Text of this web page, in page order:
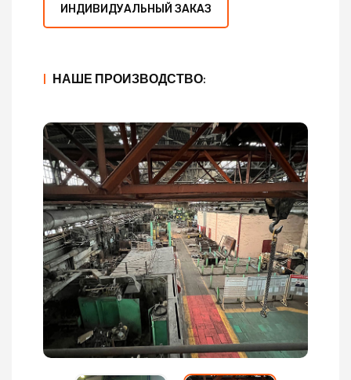
ИНДИВИДУАЛЬНЫЙ ЗАКАЗ
| НАШЕ ПРОИЗВОДСТВО: